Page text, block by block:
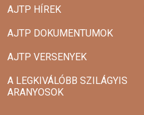
AJTP HÍREK
AJTP DOKUMENTUMOK
AJTP VERSENYEK
A LEGKIVÁLÓBB SZILÁGYIS
ARANYOSOK